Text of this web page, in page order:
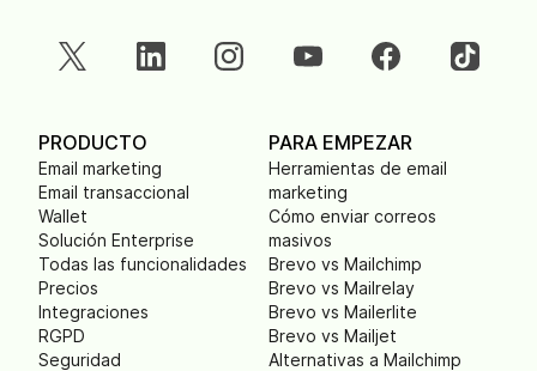
PRODUCTO
Email marketing
Email transaccional
Wallet
Solución Enterprise
Todas las funcionalidades
Precios
Integraciones
RGPD
Seguridad
PARA EMPEZAR
Herramientas de email
marketing
Cómo enviar correos
masivos
Brevo vs Mailchimp
Brevo vs Mailrelay
Brevo vs Mailerlite
Brevo vs Mailjet
Alternativas a Mailchimp